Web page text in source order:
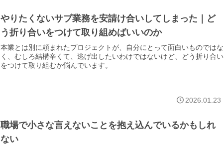
やりたくないサブ業務を安請け合いしてしまった｜ど
う折り合いをつけて取り組めばいいのか
本業とは別に頼まれたプロジェクトが、自分にとって面白いものではな
く、むしろ結構辛くて、逃げ出したいわけではないけど、どう折り合い
をつけて取り組むか悩んでいます。
2026.01.23
職場で小さな言えないことを抱え込んでいるかもしれ
ない